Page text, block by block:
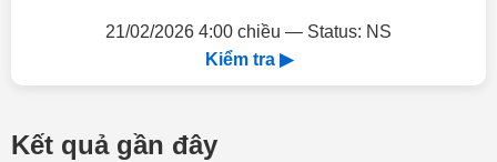
21/02/2026 4:00 chiều — Status: NS
Kiểm tra ▶
Kết quả gần đây